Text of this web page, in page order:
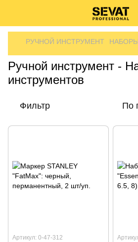
РУЧНОЙ ИНСТРУМЕНТ
Ручной инструмент -
инструментов
Фильтр По
Артикул: 0-47-312